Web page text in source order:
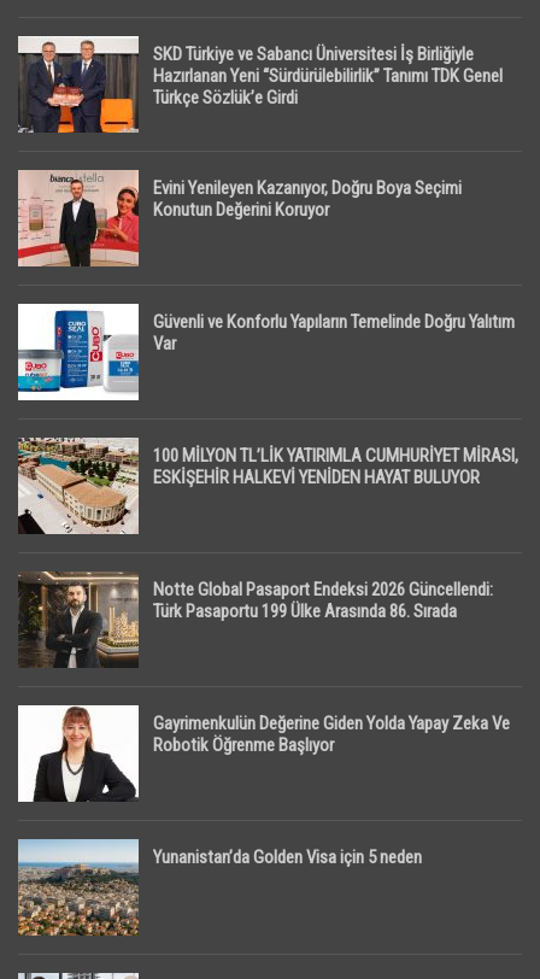
SKD Türkiye ve Sabancı Üniversitesi İş Birliğiyle
Hazırlanan Yeni “Sürdürülebilirlik” Tanımı TDK Genel
Türkçe Sözlük’e Girdi
Evini Yenileyen Kazanıyor, Doğru Boya Seçimi
Konutun Değerini Koruyor
Güvenli ve Konforlu Yapıların Temelinde Doğru Yalıtım
Var
100 MİLYON TL’LİK YATIRIMLA CUMHURİYET MİRASI,
ESKİŞEHİR HALKEVİ YENİDEN HAYAT BULUYOR
Notte Global Pasaport Endeksi 2026 Güncellendi:
Türk Pasaportu 199 Ülke Arasında 86. Sırada
Gayrimenkulün Değerine Giden Yolda Yapay Zeka Ve
Robotik Öğrenme Başlıyor
Yunanistan’da Golden Visa için 5 neden